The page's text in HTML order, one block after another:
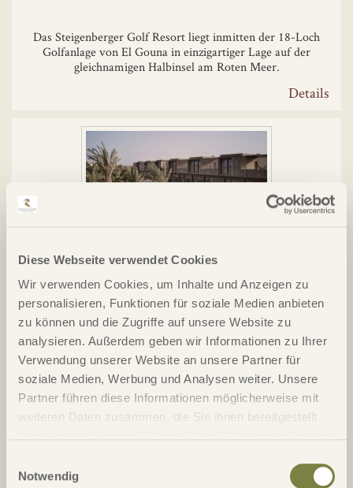
Diese Webseite verwendet Cookies
Wir verwenden Cookies, um Inhalte und Anzeigen zu
personalisieren, Funktionen für soziale Medien anbieten
zu können und die Zugriffe auf unsere Website zu
analysieren. Außerdem geben wir Informationen zu Ihrer
Verwendung unserer Website an unsere Partner für
soziale Medien, Werbung und Analysen weiter. Unsere
Partner führen diese Informationen möglicherweise mit
weiteren Daten zusammen, die Sie ihnen bereitgestellt
Notwendig
Das Steigenberger Golf Resort liegt inmitten der 18-Loch
Golfanlage von El Gouna in einzigartiger Lage auf der
gleichnamigen Halbinsel am Roten Meer.
Details
El Gouna, Casa Cook*****
Das exklusive adults only Resort Casa Cook liegt in der
malerischen Küstenstadt El Gouna am Roten Meer in
Ägypten und beeindruckt durch seine moderne Architektur
und entspannte Atmosphäre.
Details